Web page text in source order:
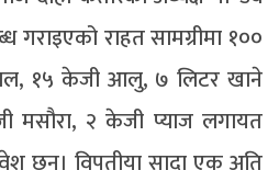
राहत सामग्रीमा १००
१५ केजी आलु, ७ लिटर खाने
२ केजी प्याज लगायत